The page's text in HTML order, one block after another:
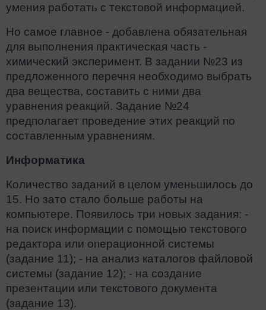
умения работать с текстовой информацией.
Но самое главное - добавлена обязательная
для выполнения практическая часть -
химический эксперимент. В задании №23 из
предложенного перечня необходимо выбрать
два вещества, составить с ними два
уравнения реакций. Задание №24
предполагает проведение этих реакций по
составленным уравнениям.
Информатика
Количество заданий в целом уменьшилось до
15. Но зато стало больше работы на
компьютере. Появилось три новых задания: -
на поиск информации с помощью текстового
редактора или операционной системы
(задание 11); - на анализ каталогов файловой
системы (задание 12); - на создание
презентации или текстового документа
(задание 13).